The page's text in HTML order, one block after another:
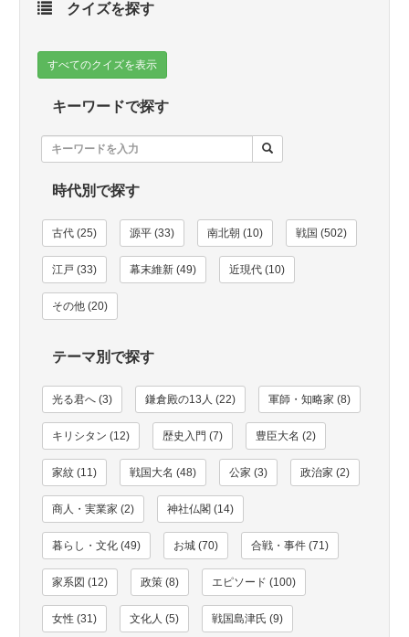
クイズを探す
すべてのクイズを表示
キーワードで探す
時代別で探す
古代 (25) 源平 (33) 南北朝 (10) 戦国 (502)
江戸 (33) 幕末維新 (49) 近現代 (10)
その他 (20)
テーマ別で探す
光る君へ (3) 鎌倉殿の13人 (22) 軍師・知略家 (8)
キリシタン (12) 歴史入門 (7) 豊臣大名 (2)
家紋 (11) 戦国大名 (48) 公家 (3) 政治家 (2)
商人・実業家 (2) 神社仏閣 (14)
暮らし・文化 (49) お城 (70) 合戦・事件 (71)
家系図 (12) 政策 (8) エピソード (100)
女性 (31) 文化人 (5) 戦国島津氏 (9)